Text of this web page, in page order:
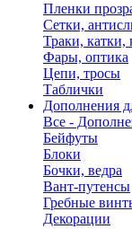
Пленки
Сетки,
Траки, катки,
Фары, оптика
Цепи, тросы
Таблички
Дополнения
Все -
Бейфуты
Блоки
Бочки, ведра
Вант-путенсы
Гребные
Декорации